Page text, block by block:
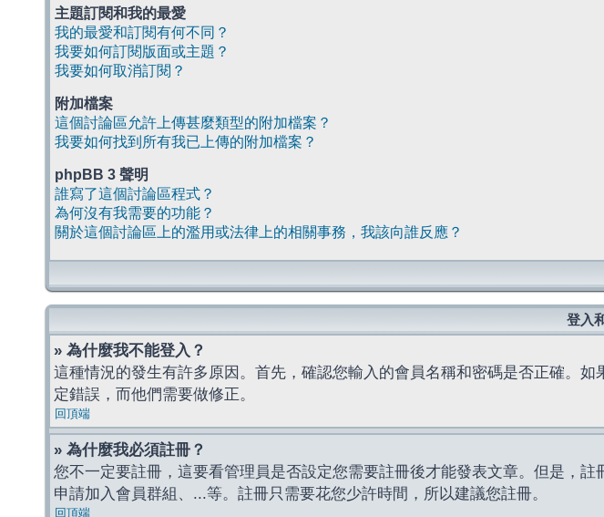
主題訂閱和我的最愛
我的最愛和訂閱有何不同？
我要如何訂閱版面或主題？
我要如何取消訂閱？
附加檔案
這個討論區允許上傳甚麼類型的附加檔案？
我要如何找到所有我已上傳的附加檔案？
phpBB 3 聲明
誰寫了這個討論區程式？
為何沒有我需要的功能？
關於這個討論區上的濫用或法律上的相關事務，我該向誰反應？
登入
» 為什麼我不能登入？
這種情況的發生有許多原因。首先，確認您輸入的會員名稱和密碼是否正確。
定錯誤，而他們需要做修正。
回頂端
» 為什麼我必須註冊？
您不一定要註冊，這要看管理員是否設定您需要註冊後才能發表文章。但是，
申請加入會員群組、...等。註冊只需要花您少許時間，所以建議您註冊。
回頂端